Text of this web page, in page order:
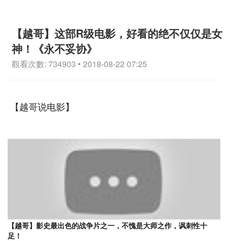
【越哥】这部R级电影，好看的绝不仅仅是女
神！《永不妥协》
觀看次數: 734903 • 2018-08-22 07:25
【越哥说电影】
【越哥】影史最出色的战争片之一，不愧是大师之作，讽刺性十
足！